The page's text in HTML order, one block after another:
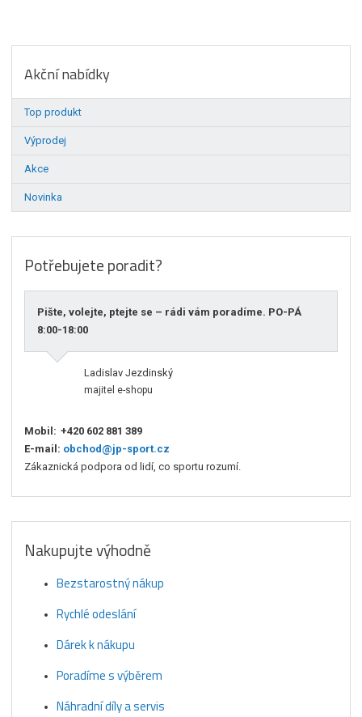
Akční nabídky
Top produkt
Výprodej
Akce
Novinka
Potřebujete poradit?
Pište, volejte, ptejte se – rádi vám poradíme. PO-PÁ
8:00-18:00
Ladislav Jezdinský
majitel e-shopu
Mobil: +420 602 881 389
E-mail: obchod@jp-sport.cz
Zákaznická podpora od lidí, co sportu rozumí.
Nakupujte výhodně
Bezstarostný nákup
Rychlé odeslání
Dárek k nákupu
Poradíme s výběrem
Náhradní díly a servis